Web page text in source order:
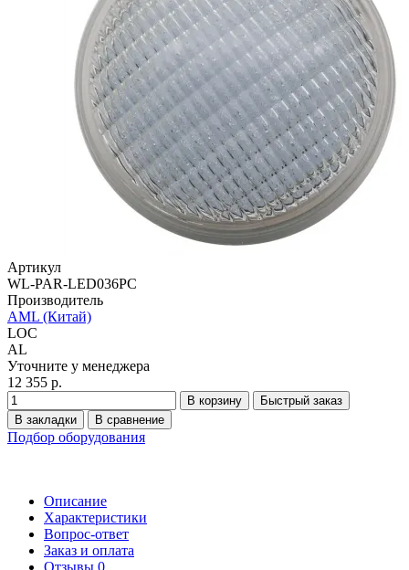
Артикул
WL-PAR-LED036PC
Производитель
AML (Китай)
LOC
AL
Уточните у менеджера
12 355 р.
В корзину
Быстрый заказ
В закладки
В сравнение
Подбор оборудования
Описание
Характеристики
Вопрос-ответ
Заказ и оплата
Отзывы 0